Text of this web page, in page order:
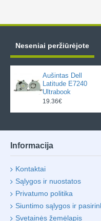
Neseniai peržiūrėjote
Aušintas Dell
Latitude E7240
Ultrabook
19.36€
Informacija
Kontaktai
Sąlygos ir nuostatos
Privatumo politika
Siuntimo sąlygos ir
Svetainės žemėlapis